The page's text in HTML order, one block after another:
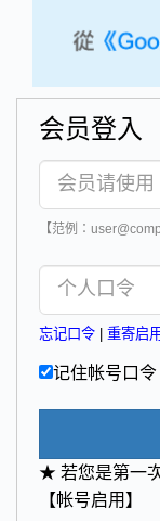
会员登入
【范例：
忘记口令 重寄启
记住帐号口令
★ 若您是第一
【帐号启用】